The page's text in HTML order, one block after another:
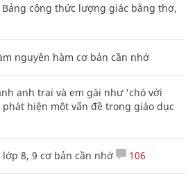
công thức lượng giác bằng thơ,
nguyên hàm cơ bản cần nhớ
anh trai và em gái như 'chó với
hiện một vấn đề trong giáo dục
lớp 8, 9 cơ bản cần nhớ 106